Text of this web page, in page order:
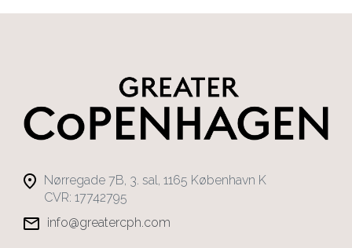
Nørregade 7B, 3. sal, 1165 København K
CVR: 17742795
info@greatercph.com